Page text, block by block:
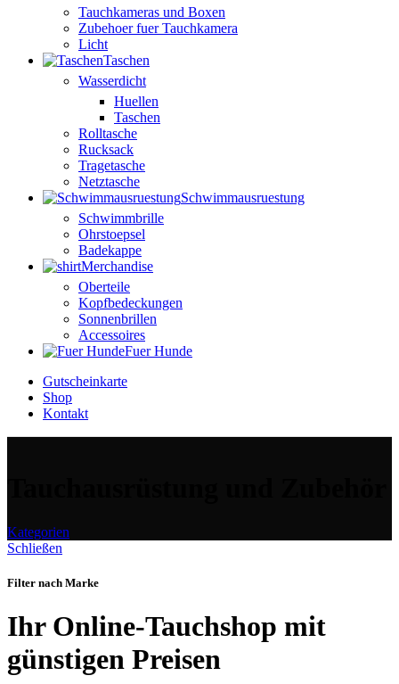
Tauchkameras und Boxen
Zubehoer fuer Tauchkamera
Licht
Taschen
Wasserdicht
Huellen
Taschen
Rolltasche
Rucksack
Tragetasche
Netztasche
Schwimmausruestung
Schwimmbrille
Ohrstoepsel
Badekappe
Merchandise
Oberteile
Kopfbedeckungen
Sonnenbrillen
Accessoires
Fuer Hunde
Gutscheinkarte
Shop
Kontakt
Kategorien
Schließen
Filter nach Marke
Ihr Online-Tauchshop mit
günstigen Preisen